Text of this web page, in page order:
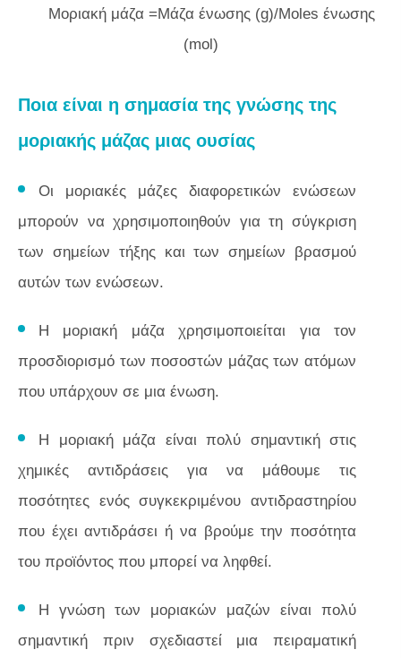
Μοριακή μάζα =Μάζα ένωσης (g)/Moles ένωσης
(mol)
Ποια είναι η σημασία της γνώσης της
μοριακής μάζας μιας ουσίας
Οι μοριακές μάζες διαφορετικών ενώσεων
μπορούν να χρησιμοποιηθούν για τη σύγκριση
των σημείων τήξης και των σημείων βρασμού
αυτών των ενώσεων.
Η μοριακή μάζα χρησιμοποιείται για τον
προσδιορισμό των ποσοστών μάζας των ατόμων
που υπάρχουν σε μια ένωση.
Η μοριακή μάζα είναι πολύ σημαντική στις
χημικές αντιδράσεις για να μάθουμε τις
ποσότητες ενός συγκεκριμένου αντιδραστηρίου
που έχει αντιδράσει ή να βρούμε την ποσότητα
του προϊόντος που μπορεί να ληφθεί.
Η γνώση των μοριακών μαζών είναι πολύ
σημαντική πριν σχεδιαστεί μια πειραματική